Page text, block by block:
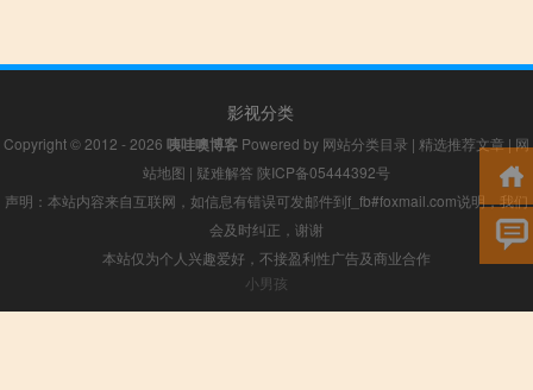
影视分类
Copyright © 2012 - 2026 咦哇噢博客 Powered by 网站分类目录 | 精选推荐文章|网
站地图 | 疑难解答 陕ICP备05444392号
声明：本站内容来自互联网，如信息有错误可发邮件到f_fb#foxmail.com说明，我们
会及时纠正，谢谢
本站仅为个人兴趣爱好，不接盈利性广告及商业合作
小男孩